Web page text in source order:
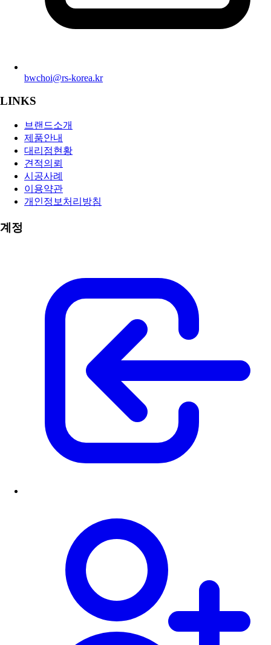
bwchoi@rs-korea.kr
LINKS
브랜드소개
제품안내
대리점현황
견적의뢰
시공사례
이용약관
개인정보처리방침
계정